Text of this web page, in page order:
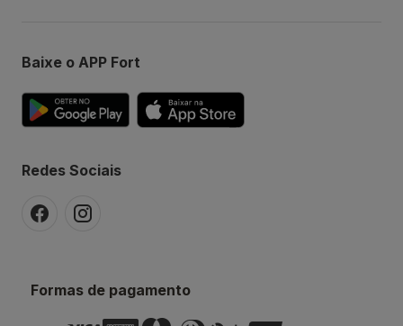
Baixe o APP Fort
Redes Sociais
Formas de pagamento